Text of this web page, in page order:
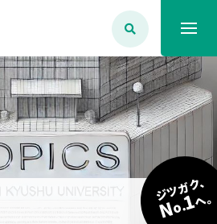
ジツガク、
No.1へ